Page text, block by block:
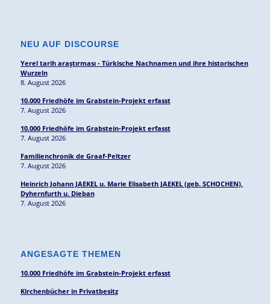
NEU AUF DISCOURSE
Yerel tarih araştırması - Türkische Nachnamen und ihre historischen
Wurzeln
8. August 2026
10.000 Friedhöfe im Grabstein-Projekt erfasst
7. August 2026
10.000 Friedhöfe im Grabstein-Projekt erfasst
7. August 2026
Familienchronik de Graaf-Peltzer
7. August 2026
Heinrich Johann JAEKEL u. Marie Elisabeth JAEKEL (geb. SCHOCHEN),
Dyhernfurth u. Dieban
7. August 2026
ANGESAGTE THEMEN
10.000 Friedhöfe im Grabstein-Projekt erfasst
Kirchenbücher in Privatbesitz